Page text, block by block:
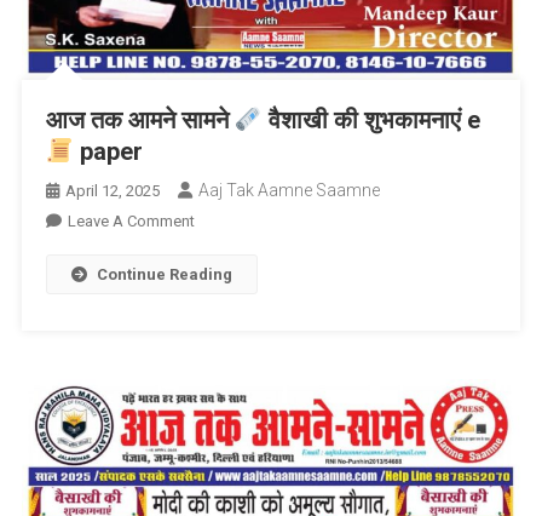
आज तक आमने सामने
वैशाखी की शुभकामनाएं e
paper
April 12, 2025 Aaj Tak Aamne Saamne
Leave A CommentOn
तक
की
शुभकामनाएं
E
Continue Reading